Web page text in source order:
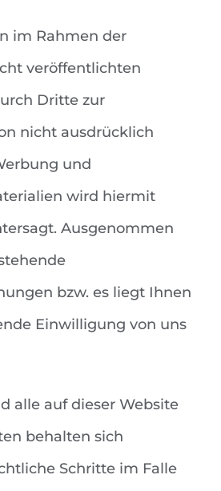
im Rahmen der
veröffentlichten
Dritte zur
nicht ausdrücklich
und
wird hiermit
Ausgenommen
bzw. es liegt Ihnen
Einwilligung von uns
alle auf dieser Website
behalten sich
Schritte im Falle